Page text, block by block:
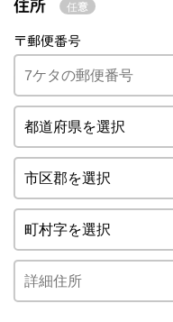
住所
〒郵便番号